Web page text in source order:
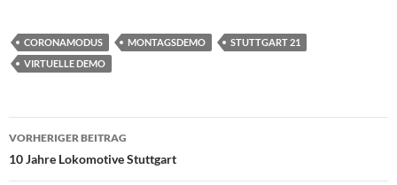
CORONAMODUS MONTAGSDEMO
STUTTGART 21
VIRTUELLE DEMO
Beitragsnavigation
VORHERIGER BEITRAG
10 Jahre Lokomotive Stuttgart